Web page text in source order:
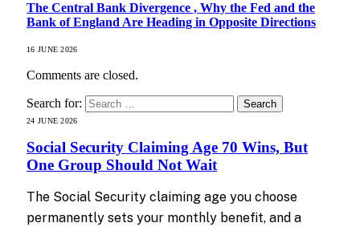
The Central Bank Divergence , Why the Fed and the
Bank of England Are Heading in Opposite Directions
16 JUNE 2026
Comments are closed.
Search for:
24 JUNE 2026
Social Security Claiming Age 70 Wins, But
One Group Should Not Wait
The Social Security claiming age you choose
permanently sets your monthly benefit, and a